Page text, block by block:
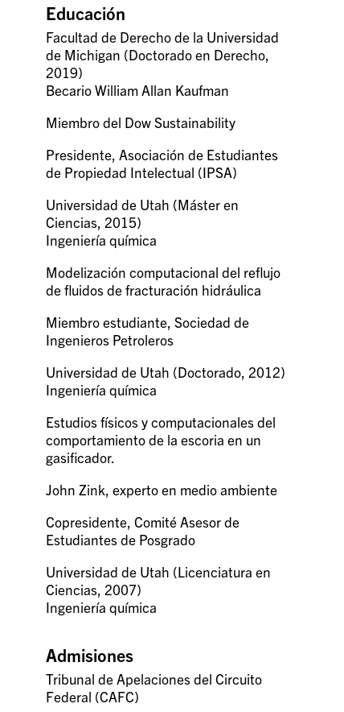
Educación
Facultad de Derecho de la Universidad
de Michigan (Doctorado en Derecho,
2019)
Becario William Allan Kaufman
Miembro del Dow Sustainability
Presidente, Asociación de Estudiantes
de Propiedad Intelectual (IPSA)
Universidad de Utah (Máster en
Ciencias, 2015)
Ingeniería química
Modelización computacional del reflujo
de fluidos de fracturación hidráulica
Miembro estudiante, Sociedad de
Ingenieros Petroleros
Universidad de Utah (Doctorado, 2012)
Ingeniería química
Estudios físicos y computacionales del
comportamiento de la escoria en un
gasificador.
John Zink, experto en medio ambiente
Copresidente, Comité Asesor de
Estudiantes de Posgrado
Universidad de Utah (Licenciatura en
Ciencias, 2007)
Ingeniería química
Admisiones
Tribunal de Apelaciones del Circuito
Federal (CAFC)